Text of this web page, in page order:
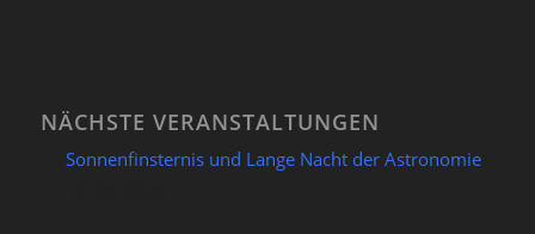
NÄCHSTE VERANSTALTUNGEN
Sonnenfinsternis und Lange Nacht der Astronomie